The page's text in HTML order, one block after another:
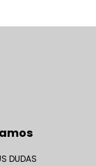
DUDAS